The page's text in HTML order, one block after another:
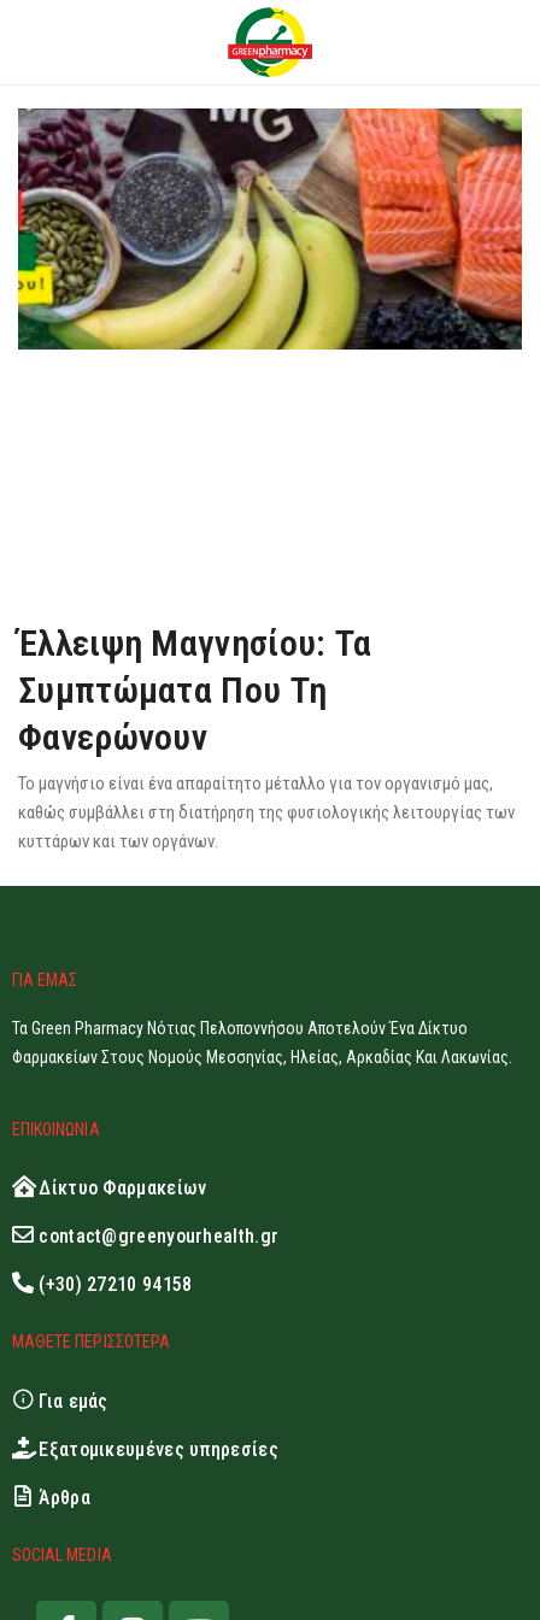
Έλλειψη Μαγνησίου: Τα
Συμπτώματα Που Τη
Φανερώνουν
Το μαγνήσιο είναι ένα απαραίτητο μέταλλο για τον οργανισμό μας,
καθώς συμβάλλει στη διατήρηση της φυσιολογικής λειτουργίας των
κυττάρων και των οργάνων.
ΓΙΑ ΕΜΑΣ
Τα Green Pharmacy Νότιας Πελοποννήσου Αποτελούν Ένα Δίκτυο
Φαρμακείων Στους Νομούς Μεσσηνίας, Ηλείας, Αρκαδίας Και Λακωνίας.
ΕΠΙΚΟΙΝΩΝΙΑ
Δίκτυο Φαρμακείων
contact@greenyourhealth.gr
(+30) 27210 94158
ΜΑΘΕΤΕ ΠΕΡΙΣΣΟΤΕΡΑ
Για εμάς
Εξατομικευμένες υπηρεσίες
Άρθρα
SOCIAL MEDIA